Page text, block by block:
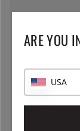
ARE YOU
USA